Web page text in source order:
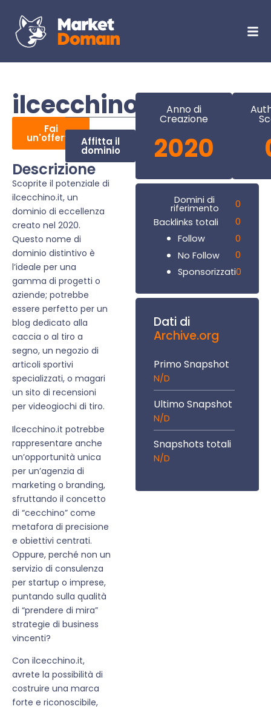
ilcecchino.it
Fai
un'offerta Affitta il
dominio
Descrizione
Scoprite il potenziale di
ilcecchino.it, un
dominio di eccellenza
creato nel 2020.
Questo nome di
dominio distintivo è
l’ideale per una
gamma di progetti o
aziende; potrebbe
essere perfetto per un
blog dedicato alla
caccia o al tiro a
segno, un negozio di
articoli sportivi
specializzati, o magari
un sito di recensioni
per videogiochi di tiro.
Ilcecchino.it potrebbe
rappresentare anche
un’opportunità unica
per un’agenzia di
marketing o branding,
sfruttando il concetto
di “cecchino” come
metafora di precisione
e obiettivi centrati.
Oppure, perché non un
servizio di consulenza
per startup o imprese,
puntando sulla qualità
di “prendere di mira”
strategie di business
vincenti?
Con ilcecchino.it,
avrete la possibilità di
costruire una marca
forte e riconoscibile,
Anno di
Creazione
2020
Domini di
riferimento
0
Backlinks totali
0
Follow
0
No Follow
0
Sponsorizzati0
Dati di
Archive.org
Primo Snapshot
N/D
Ultimo Snapshot
N/D
Snapshots totali
N/D